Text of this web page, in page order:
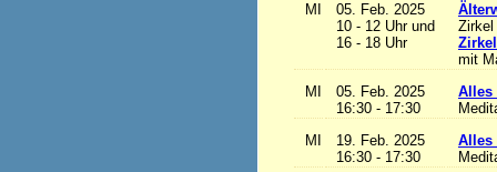
MI
05. Feb. 2025
10 - 12 Uhr und
16 - 18 Uhr
Zirkel
mit
MI
05. Feb. 2025
16:30 - 17:30
Alles
MI
19. Feb. 2025
16:30 - 17:30
Alles